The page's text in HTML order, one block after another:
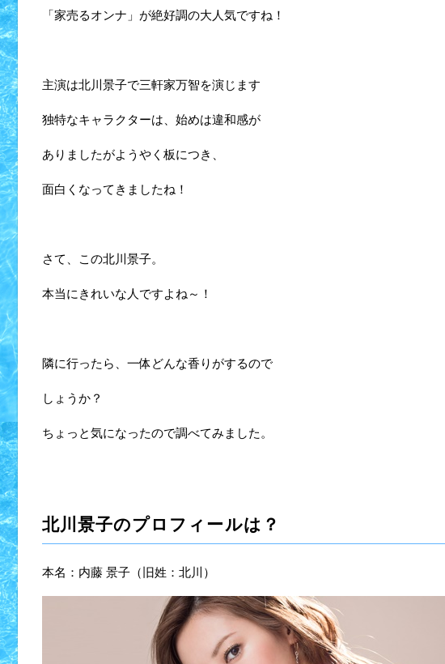
「家売るオンナ」が絶好調の大人気ですね！
主演は北川景子で三軒家万智を演じます
独特なキャラクターは、始めは違和感が
ありましたがようやく板につき、
面白くなってきましたね！
さて、この北川景子。
本当にきれいな人ですよね～！
隣に行ったら、一体どんな香りがするので
しょうか？
ちょっと気になったので調べてみました。
北川景子のプロフィールは？
本名：内藤 景子（旧姓：北川）